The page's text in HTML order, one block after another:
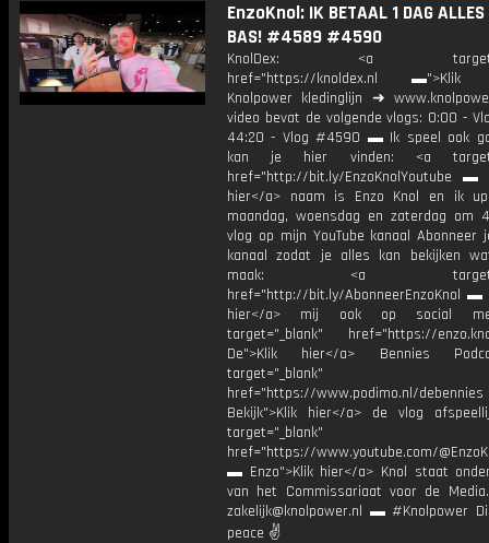
EnzoKnol: IK BETAAL 1 DAG ALLES
BAS! #4589 #4590
KnolDex: <a
href="https://knoldex.nl ▬">Klik
Knolpower kledinglijn ➜
video bevat de volgende vlogs: 0:00 -
44:20 - Vlog #4590 ▬ Ik speel ook
kan je hier vinden: <a
href="http://bit.ly/EnzoKnolYoutube ▬
hier</a> naam is Enzo Knol en ik
maandag, woensdag en zaterdag om
vlog op mijn YouTube kanaal Abonneer
kanaal zodat je alles kan bekijken
maak: <a
href="http://bit.ly/AbonneerEnzoKnol ▬
hier</a> mij ook op social
target="_blank" href="https://
De">Klik hier</a> Bennies
target="_blank"
href="https://www.podimo.nl/debennies
Bekijk">Klik hier</a> de vlog
target="_blank"
href="https://www.youtube.com/
▬ Enzo">Klik hier</a> Knol staat
van het Commissariaat voor de
zakelijk@knolpower.nl ▬ #Knolpower
peace ✌